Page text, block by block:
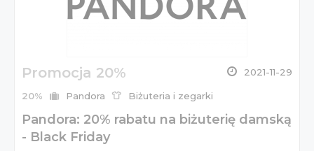
Promocja 20% 2021-11-29
20% Pandora Biżuteria i zegarki
Pandora: 20% rabatu na biżuterię damską
- Black Friday